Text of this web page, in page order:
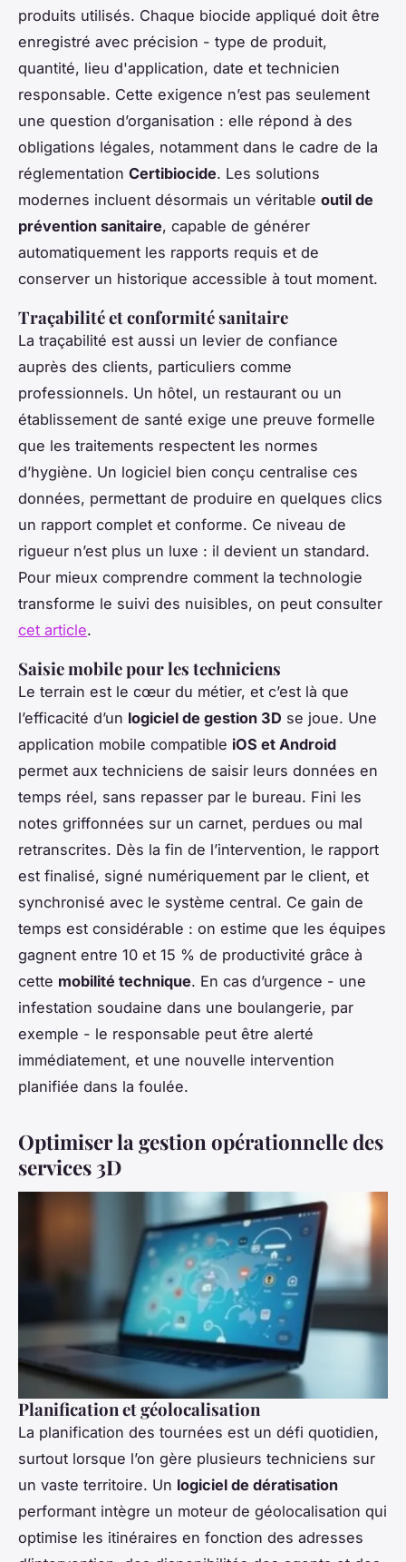
produits utilisés. Chaque biocide appliqué doit être
enregistré avec précision - type de produit,
quantité, lieu d'application, date et technicien
responsable. Cette exigence n’est pas seulement
une question d’organisation : elle répond à des
obligations légales, notamment dans le cadre de la
réglementation Certibiocide. Les solutions
modernes incluent désormais un véritable outil de
prévention sanitaire, capable de générer
automatiquement les rapports requis et de
conserver un historique accessible à tout moment.
Traçabilité et conformité sanitaire
La traçabilité est aussi un levier de confiance
auprès des clients, particuliers comme
professionnels. Un hôtel, un restaurant ou un
établissement de santé exige une preuve formelle
que les traitements respectent les normes
d’hygiène. Un logiciel bien conçu centralise ces
données, permettant de produire en quelques clics
un rapport complet et conforme. Ce niveau de
rigueur n’est plus un luxe : il devient un standard.
Pour mieux comprendre comment la technologie
transforme le suivi des nuisibles, on peut consulter
cet article.
Saisie mobile pour les techniciens
Le terrain est le cœur du métier, et c’est là que
l’efficacité d’un logiciel de gestion 3D se joue. Une
application mobile compatible iOS et Android
permet aux techniciens de saisir leurs données en
temps réel, sans repasser par le bureau. Fini les
notes griffonnées sur un carnet, perdues ou mal
retranscrites. Dès la fin de l’intervention, le rapport
est finalisé, signé numériquement par le client, et
synchronisé avec le système central. Ce gain de
temps est considérable : on estime que les équipes
gagnent entre 10 et 15 % de productivité grâce à
cette mobilité technique. En cas d’urgence - une
infestation soudaine dans une boulangerie, par
exemple - le responsable peut être alerté
immédiatement, et une nouvelle intervention
planifiée dans la foulée.
Optimiser la gestion opérationnelle des
services 3D
Planification et géolocalisation
La planification des tournées est un défi quotidien,
surtout lorsque l’on gère plusieurs techniciens sur
un vaste territoire. Un logiciel de dératisation
performant intègre un moteur de géolocalisation qui
optimise les itinéraires en fonction des adresses